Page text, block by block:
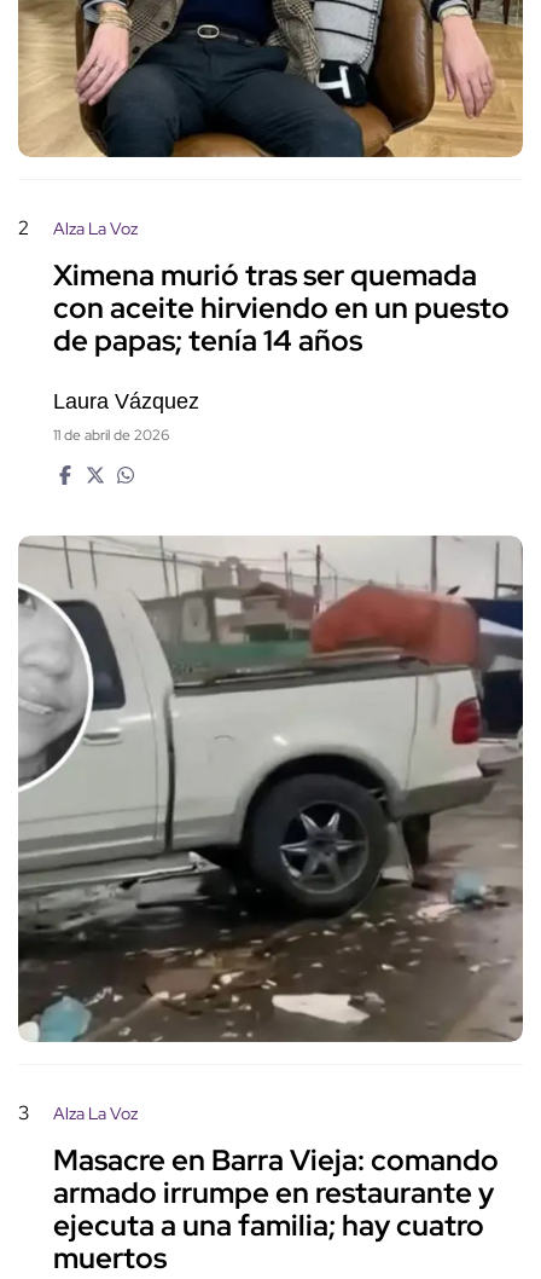
2 Alza La Voz
Ximena murió tras ser quemada
con aceite hirviendo en un puesto
de papas; tenía 14 años
Laura Vázquez
11 de abril de 2026
3 Alza La Voz
Masacre en Barra Vieja: comando
armado irrumpe en restaurante y
ejecuta a una familia; hay cuatro
muertos